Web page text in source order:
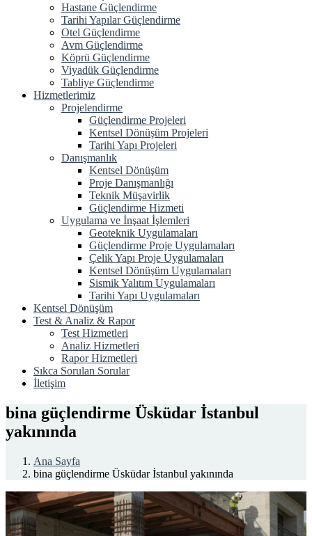
Hastane Güçlendirme
Tarihi Yapılar Güçlendirme
Otel Güçlendirme
Avm Güçlendirme
Köprü Güçlendirme
Viyadük Güçlendirme
Tabliye Güçlendirme
Hizmetlerimiz
Projelendirme
Güçlendirme Projeleri
Kentsel Dönüşüm Projeleri
Tarihi Yapı Projeleri
Danışmanlık
Kentsel Dönüşüm
Proje Danışmanlığı
Teknik Müşavirlik
Güçlendirme Hizmeti
Uygulama ve İnşaat İşlemleri
Geoteknik Uygulamaları
Güçlendirme Proje Uygulamaları
Çelik Yapı Proje Uygulamaları
Kentsel Dönüşüm Uygulamaları
Sismik Yalıtım Uygulamaları
Tarihi Yapı Uygulamaları
Kentsel Dönüşüm
Test & Analiz & Rapor
Test Hizmetleri
Analiz Hizmetleri
Rapor Hizmetleri
Sıkca Sorulan Sorular
İletişim
bina güçlendirme Üsküdar İstanbul
yakınında
Ana Sayfa
bina güçlendirme Üsküdar İstanbul yakınında